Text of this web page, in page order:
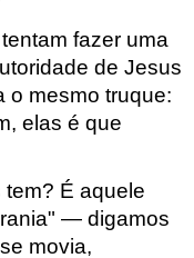
fazer uma
de Jesus
o mesmo truque:
elas é que
É aquele
— digamos
movia,